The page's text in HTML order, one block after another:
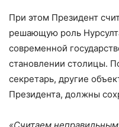
При этом Президент
решающую роль
современной
становлении столицы.
секретарь, другие
Президента, должны